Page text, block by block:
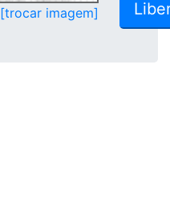
[trocar imagem]